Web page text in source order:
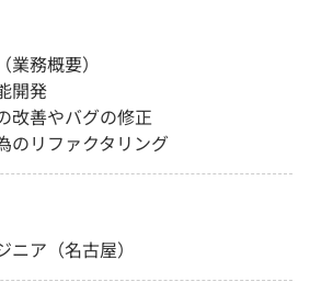
務概要）
開発
改善やバグの修正
のリファクタリング
ア（名古屋）